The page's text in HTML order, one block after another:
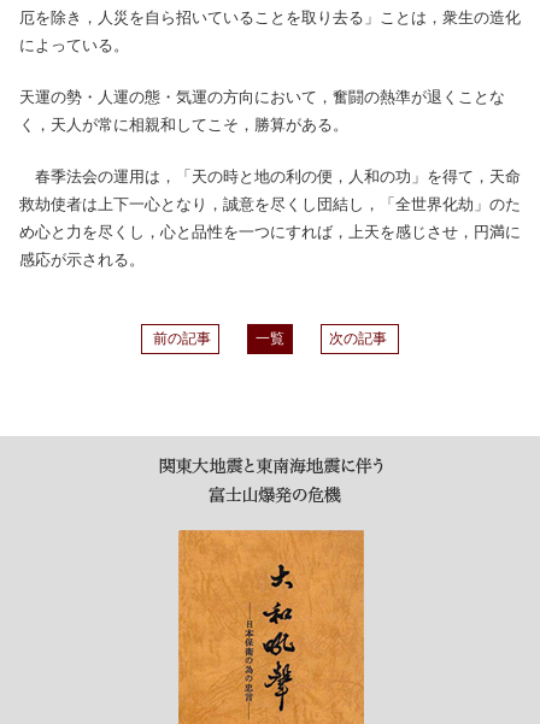
厄を除き，人災を自ら招いていることを取り去る」ことは，衆生の造化
によっている。
天運の勢・人運の態・気運の方向において，奮闘の熱準が退くことな
く，天人が常に相親和してこそ，勝算がある。
春季法会の運用は，「天の時と地の利の便，人和の功」を得て，天命
救劫使者は上下一心となり，誠意を尽くし団結し，「全世界化劫」のた
め心と力を尽くし，心と品性を一つにすれば，上天を感じさせ，円満に
感応が示される。
前の記事 一覧 次の記事